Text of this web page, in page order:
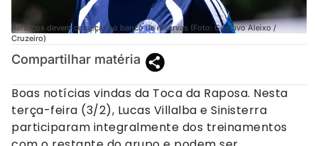
Reforços devem começar no banco de reservas (Foto: Gustavo Aleixo /
Cruzeiro)
Compartilhar matéria
Boas notícias vindas da Toca da Raposa. Nesta
terça-feira (3/2), Lucas Villalba e Sinisterra
participaram integralmente dos treinamentos